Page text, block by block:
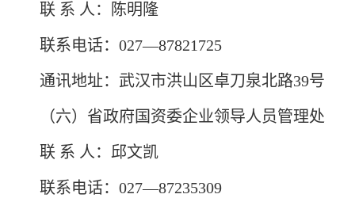
联 系 人：陈明隆
联系电话：027—87821725
通讯地址：武汉市洪山区卓刀泉北路39号
（六）省政府国资委企业领导人员管理处
联 系 人：邱文凯
联系电话：027—87235309